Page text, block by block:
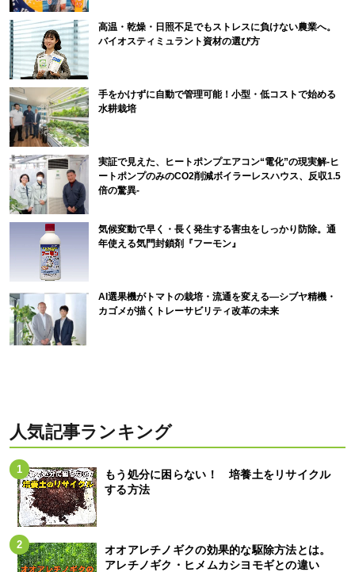
高温・乾燥・日照不足でもストレスに負けない農業へ。
バイオスティミュラント資材の選び方
手をかけずに自動で管理可能！小型・低コストで始める
水耕栽培
実証で見えた、ヒートポンプエアコン“電化”の現実解-ヒ
ートポンプのみのCO2削減ボイラーレスハウス、反収1.5
倍の驚異-
気候変動で早く・長く発生する害虫をしっかり防除。通
年使える気門封鎖剤『フーモン』
AI選果機がトマトの栽培・流通を変える―シブヤ精機・
カゴメが描くトレーサビリティ改革の未来
人気記事ランキング
もう処分に困らない！ 培養土をリサイクル
する方法
オオアレチノギクの効果的な駆除方法とは。
アレチノギク・ヒメムカシヨモギとの違い